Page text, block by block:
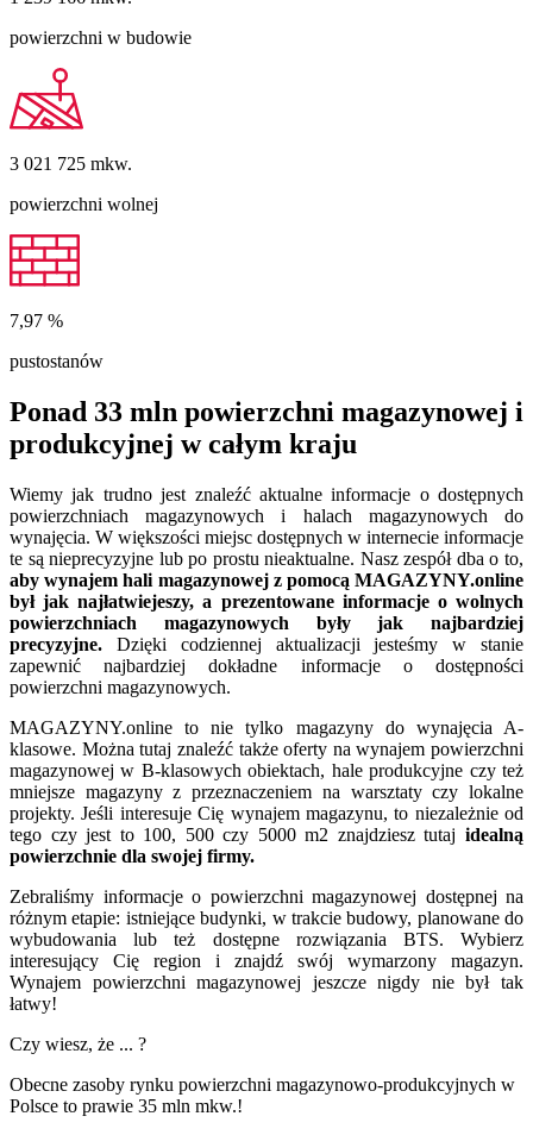
powierzchni w budowie
3 021 725 mkw.
powierzchni wolnej
7,97 %
pustostanów
Ponad 33 mln powierzchni magazynowej i
produkcyjnej w całym kraju
Wiemy jak trudno jest znaleźć aktualne informacje o dostępnych
powierzchniach magazynowych i halach magazynowych do
wynajęcia. W większości miejsc dostępnych w internecie informacje
te są nieprecyzyjne lub po prostu nieaktualne. Nasz zespół dba o to,
aby wynajem hali magazynowej z pomocą MAGAZYNY.online
był jak najłatwiejeszy, a prezentowane informacje o wolnych
powierzchniach magazynowych były jak najbardziej
precyzyjne. Dzięki codziennej aktualizacji jesteśmy w stanie
zapewnić najbardziej dokładne informacje o dostępności
powierzchni magazynowych.
MAGAZYNY.online to nie tylko magazyny do wynajęcia A-
klasowe. Można tutaj znaleźć także oferty na wynajem powierzchni
magazynowej w B-klasowych obiektach, hale produkcyjne czy też
mniejsze magazyny z przeznaczeniem na warsztaty czy lokalne
projekty. Jeśli interesuje Cię wynajem magazynu, to niezależnie od
tego czy jest to 100, 500 czy 5000 m2 znajdziesz tutaj idealną
powierzchnie dla swojej firmy.
Zebraliśmy informacje o powierzchni magazynowej dostępnej na
różnym etapie: istniejące budynki, w trakcie budowy, planowane do
wybudowania lub też dostępne rozwiązania BTS. Wybierz
interesujący Cię region i znajdź swój wymarzony magazyn.
Wynajem powierzchni magazynowej jeszcze nigdy nie był tak
łatwy!
Czy wiesz, że ... ?
Obecne zasoby rynku powierzchni magazynowo-produkcyjnych w
Polsce to prawie 35 mln mkw.!